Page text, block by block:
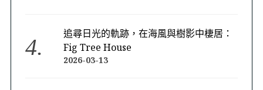
追尋日光的軌跡，在海風與樹影中棲居：
Fig Tree House
2026-03-13